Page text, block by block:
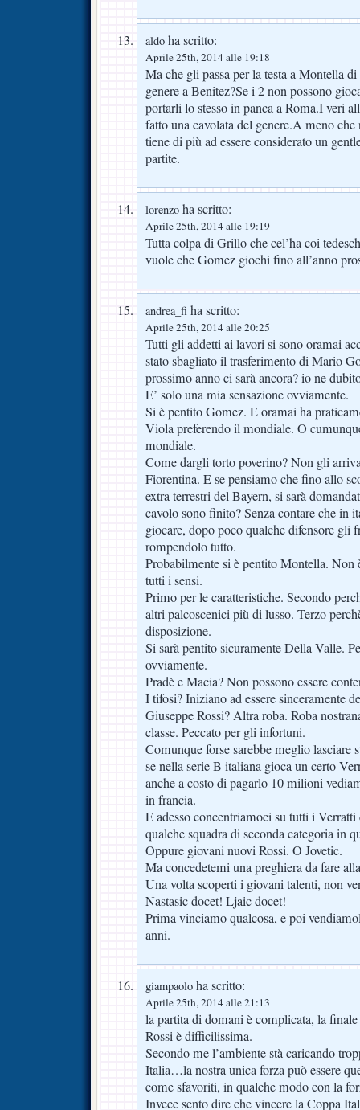
aldo ha scritto:
Aprile 25th, 2014 alle 19:18
Ma che gli passa per la testa a Montella
genere a Benitez?Se i 2 non possono
portarli lo stesso in panca a Roma.I veri
fatto una cavolata del genere.A meno
tiene di più ad essere considerato un
partite.
lorenzo ha scritto:
Aprile 25th, 2014 alle 19:19
Tutta colpa di Grillo che cel’ha coi
vuole che Gomez giochi fino all’anno
andrea_fi ha scritto:
Aprile 25th, 2014 alle 20:25
Tutti gli addetti ai lavori si sono oramai
stato sbagliato il trasferimento di Mario
prossimo anno ci sarà ancora? io ne
E’ solo una mia sensazione ovviamente.
Si è pentito Gomez. E oramai ha
Viola preferendo il mondiale. O
mondiale.
Come dargli torto poverino? Non gli
Fiorentina. E se pensiamo che fino allo
extra terrestri del Bayern, si sarà
cavolo sono finito? Senza contare che in
giocare, dopo poco qualche difensore gli
rompendolo tutto.
Probabilmente si è pentito Montella.
tutti i sensi.
Primo per le caratteristiche. Secondo
altri palcoscenici più di lusso. Terzo
disposizione.
Si sarà pentito sicuramente Della Valle.
ovviamente.
Pradè e Macia? Non possono essere
I tifosi? Iniziano ad essere sinceramente
Giuseppe Rossi? Altra roba. Roba
classe. Peccato per gli infortuni.
Comunque forse sarebbe meglio lasciare
se nella serie B italiana gioca un certo
anche a costo di pagarlo 10 milioni
in francia.
E adesso concentriamoci su tutti i
qualche squadra di seconda categoria in
Oppure giovani nuovi Rossi. O Jovetic.
Ma concedetemi una preghiera da fare
Una volta scoperti i giovani talenti, non
Nastasic docet! Ljaic docet!
Prima vinciamo qualcosa, e poi
anni.
giampaolo ha scritto:
Aprile 25th, 2014 alle 21:13
la partita di domani è complicata, la
Rossi è difficilissima.
Secondo me l’ambiente stà caricando
Italia…la nostra unica forza può essere
come sfavoriti, in qualche modo con la
Invece sento dire che vincere la Coppa